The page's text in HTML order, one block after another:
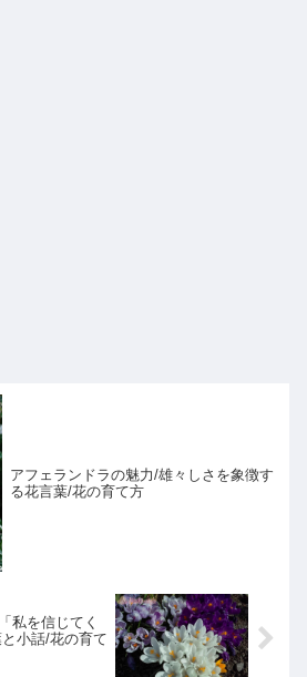
アフェランドラの魅力/雄々しさを象徴す
る花言葉/花の育て方
私を信じてく
小話/花の育て